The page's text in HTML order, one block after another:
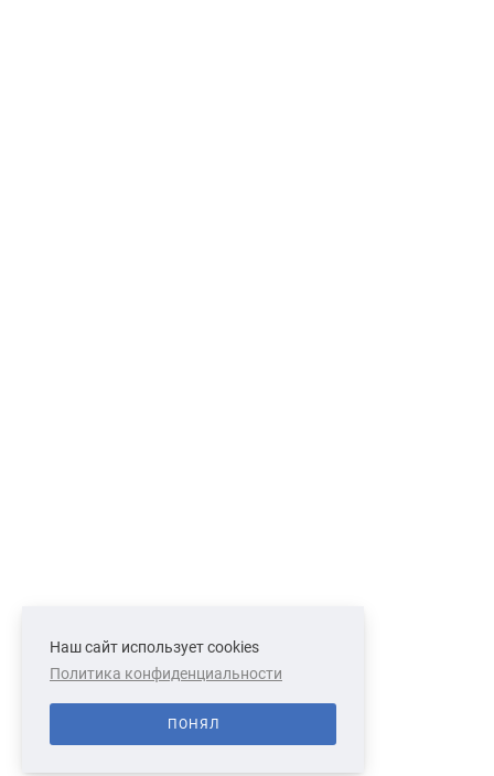
Наш сайт использует cookies
Политика конфиденциальности
ПОНЯЛ